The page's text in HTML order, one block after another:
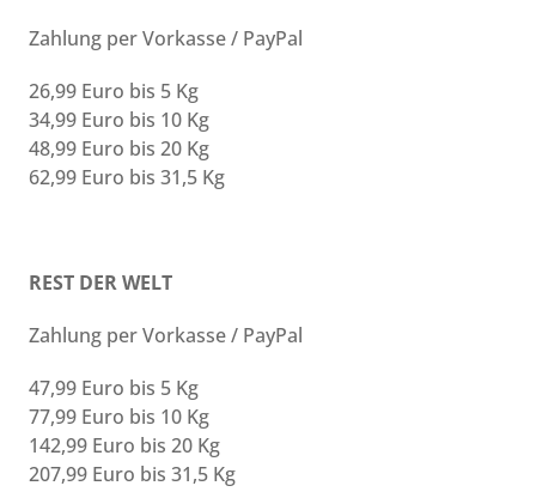
Zahlung per Vorkasse / PayPal
26,99 Euro bis 5 Kg
34,99 Euro bis 10 Kg
48,99 Euro bis 20 Kg
62,99 Euro bis 31,5 Kg
REST DER WELT
Zahlung per Vorkasse / PayPal
47,99 Euro bis 5 Kg
77,99 Euro bis 10 Kg
142,99 Euro bis 20 Kg
207,99 Euro bis 31,5 Kg